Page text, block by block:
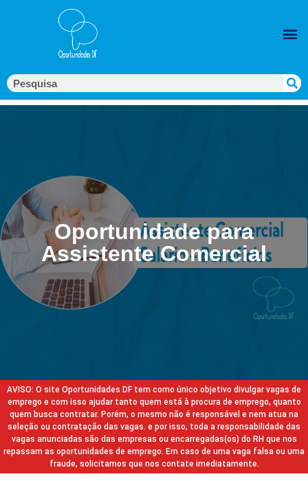
Oportunidade para
Assistente Comercial
AVISO: O site Oportunidades DF tem como único objetivo divulgar vagas de
emprego e com isso ajudar tanto quem está à procura de emprego, quanto
quem busca contratar. Porém, o mesmo não é responsável e nem atua na
seleção ou contratação das vagas. e por isso, toda a responsabilidade das
vagas anunciadas são das empresas ou encarregadas(os) do RH que nos
repassam as oportunidades de emprego. Em caso de uma vaga falsa ou uma
fraude, solicitamos que nos contate imediatamente.